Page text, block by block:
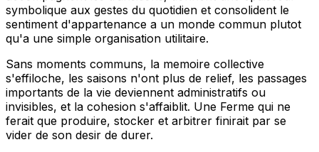
symbolique aux gestes du quotidien et consolident le
sentiment d'appartenance a un monde commun plutot
qu'a une simple organisation utilitaire.
Sans moments communs, la memoire collective
s'effiloche, les saisons n'ont plus de relief, les passages
importants de la vie deviennent administratifs ou
invisibles, et la cohesion s'affaiblit. Une Ferme qui ne
ferait que produire, stocker et arbitrer finirait par se
vider de son desir de durer.